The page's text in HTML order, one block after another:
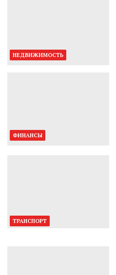
НЕДВИЖИМОСТЬ
ФИНАНСЫ
ТРАНСПОРТ